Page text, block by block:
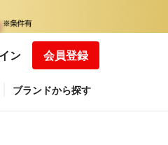
ン 会員登録
ブランドから探す